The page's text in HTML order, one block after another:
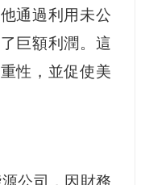
通過利用未公
巨額利潤。這
性，並促使美
公司，因財務